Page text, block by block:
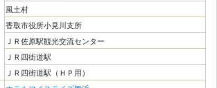
風土村
香取市役所小見川支所
ＪＲ佐原駅観光交流センター
ＪＲ四街道駅
ＪＲ四街道駅（ＨＰ用）